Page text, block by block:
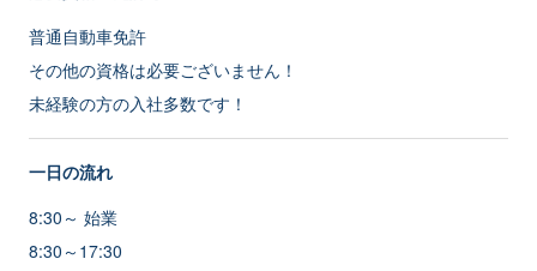
普通自動車免許
その他の資格は必要ございません！
未経験の方の入社多数です！
一日の流れ
8:30～ 始業
8:30～17:30